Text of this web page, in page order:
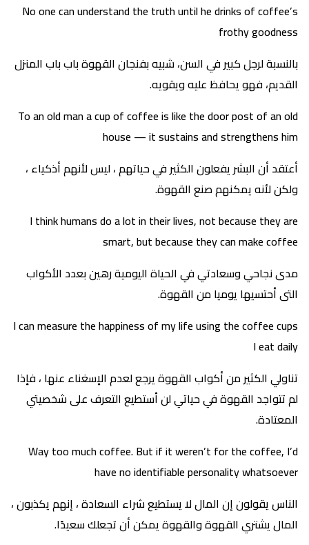
No one can understand the truth until he drinks of coffee’s
frothy goodness
بالنسبة لرجل كبير في السن، شبيه بفنجان القهوة باب باب المنزل
القديم، فهو يحافظ عليه ويقويه.
To an old man a cup of coffee is like the door post of an old
house — it sustains and strengthens him
أعتقد أن البشر يفعلون الكثير في حياتهم ، ليس لأنهم أذكياء ،
ولكن لأنه يمكنهم صنع القهوة.
I think humans do a lot in their lives, not because they are
smart, but because they can make coffee
مدى نجاحي وسعادتي في الحياة اليومية رهين بعدد الأكواب
التى أحتسيها يوميا من القهوة.
I can measure the happiness of my life using the coffee cups
I eat daily
تناولي الكثير من أكواب القهوة يرجع لعدم الإسغناء عنها ، فإذا
لم تتواجد القهوة في حياتي لن أستطيع التعرف على شخصيتي
المعتادة.
Way too much coffee. But if it weren’t for the coffee, I’d
have no identifiable personality whatsoever
الناس يقولون إن المال لا يستطيع شراء السعادة ، إنهم يكذبون ،
المال يشتري القهوة والقهوة يمكن أن تجعلك سعيدًا.